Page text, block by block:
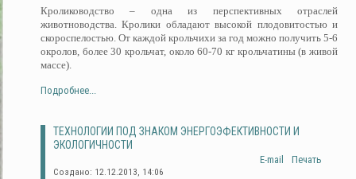
Кролиководство – одна из перспективных отраслей
животноводства. Кролики обладают высокой плодовитостью и
скороспелостью. От каждой крольчихи за год можно получить 5-6
окролов, более 30 крольчат, около 60-70 кг крольчатины (в живой
массе).
Подробнее...
ТЕХНОЛОГИИ ПОД ЗНАКОМ ЭНЕРГОЭФЕКТИВНОСТИ И
ЭКОЛОГИЧНОСТИ
Печать
E-mail
Создано: 12.12.2013, 14:06